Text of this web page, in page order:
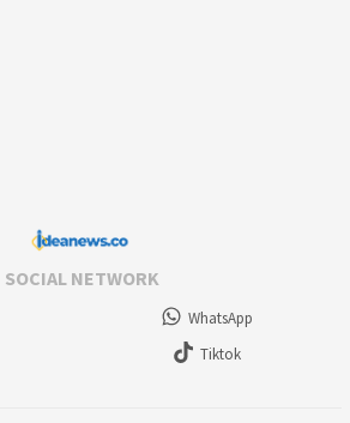
SOCIAL NETWORK
WhatsApp
Tiktok